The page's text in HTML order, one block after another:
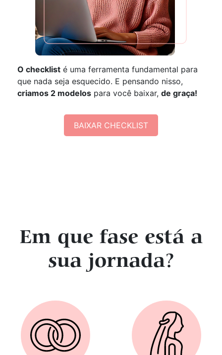
O checklist é uma ferramenta fundamental para
que nada seja esquecido. E pensando nisso,
criamos 2 modelos para você baixar, de graça!
BAIXAR CHECKLIST
Em que fase está a
sua jornada?